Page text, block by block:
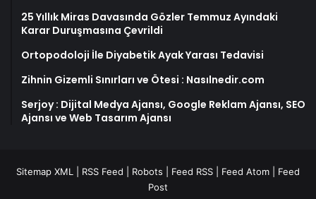
25 Yıllık Miras Davasında Gözler Temmuz Ayındaki
Karar Duruşmasına Çevrildi
Ortopodoloji İle Diyabetik Ayak Yarası Tedavisi
Zihnin Gizemli Sınırları ve Ötesi : Nasılnedir.com
Serjoy : Dijital Medya Ajansı, Google Reklam Ajansı, SEO
Ajansı ve Web Tasarım Ajansı
Sitemap XML RSS Feed Robots Feed RSS Feed Atom
Feed
Post